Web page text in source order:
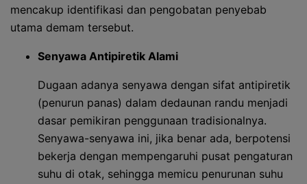
mencakup identifikasi dan pengobatan penyebab
utama demam tersebut.
Senyawa Antipiretik Alami
Dugaan adanya senyawa dengan sifat antipiretik
(penurun panas) dalam dedaunan randu menjadi
dasar pemikiran penggunaan tradisionalnya.
Senyawa-senyawa ini, jika benar ada, berpotensi
bekerja dengan mempengaruhi pusat pengaturan
suhu di otak, sehingga memicu penurunan suhu